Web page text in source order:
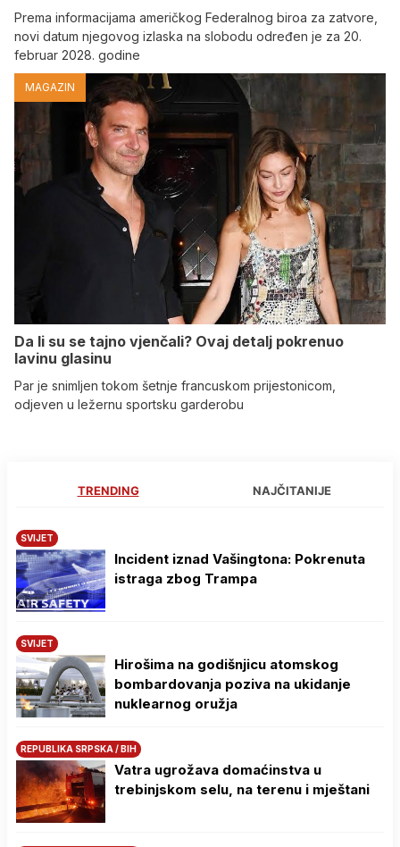
Prema informacijama američkog Federalnog biroa za zatvore,
novi datum njegovog izlaska na slobodu određen je za 20.
februar 2028. godine
MAGAZIN
Da li su se tajno vjenčali? Ovaj detalj pokrenuo
lavinu glasinu
Par je snimljen tokom šetnje francuskom prijestonicom,
odjeven u ležernu sportsku garderobu
TRENDING NAJČITANIJE
SVIJET
Incident iznad Vašingtona: Pokrenuta
istraga zbog Trampa
SVIJET
Hirošima na godišnjicu atomskog
bombardovanja poziva na ukidanje
nuklearnog oružja
REPUBLIKA SRPSKA / BIH
Vatra ugrožava domaćinstva u
trebinjskom selu, na terenu i mještani